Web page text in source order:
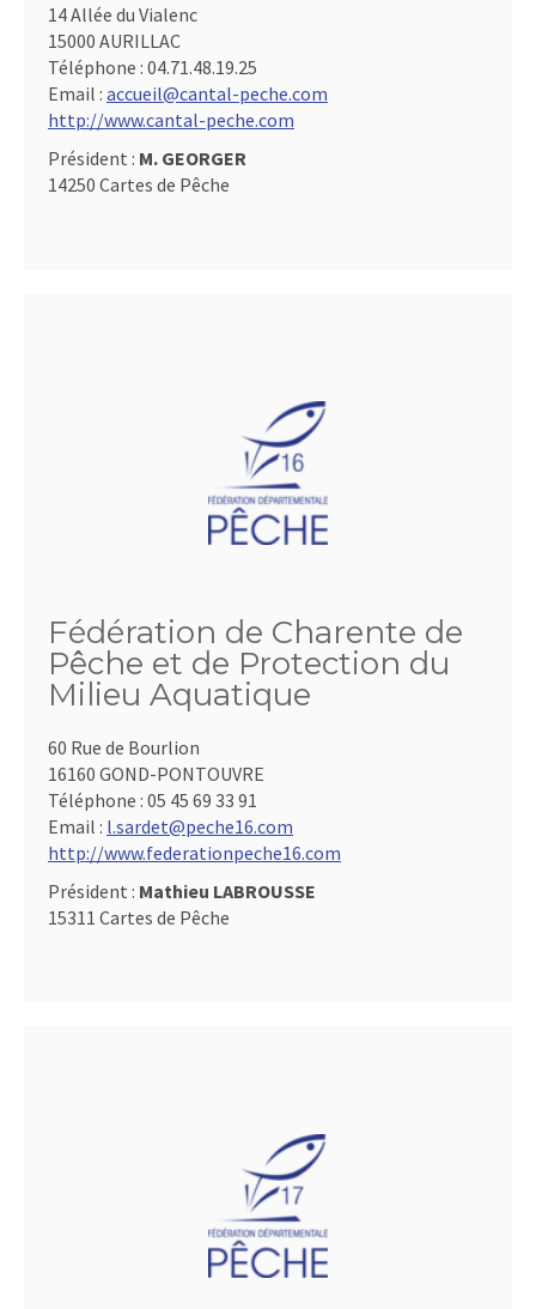
14 Allée du Vialenc
15000 AURILLAC
Téléphone : 04.71.48.19.25
Email : accueil@cantal-peche.com
http://www.cantal-peche.com
Président : M. GEORGER
14250 Cartes de Pêche
Fédération de Charente de
Pêche et de Protection du
Milieu Aquatique
60 Rue de Bourlion
16160 GOND-PONTOUVRE
Téléphone : 05 45 69 33 91
Email : l.sardet@peche16.com
http://www.federationpeche16.com
Président : Mathieu LABROUSSE
15311 Cartes de Pêche